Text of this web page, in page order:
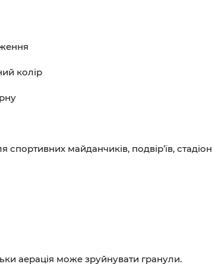
колір
майданчиків, подвір’їв,
аерація може зруйнувати гранули.